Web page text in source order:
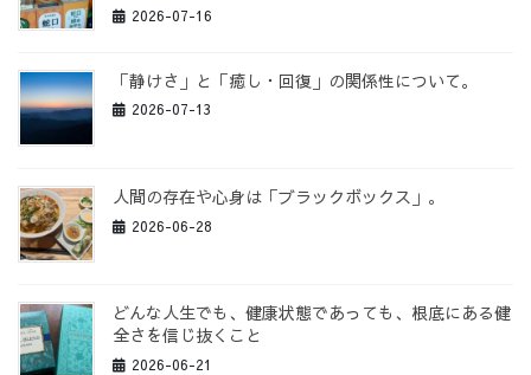
2026-07-16
「静けさ」と「癒し・回復」の関係性について。
2026-07-13
人間の存在や心身は「ブラックボックス」。
2026-06-28
どんな人生でも、健康状態であっても、根底にある健
全さを信じ抜くこと
2026-06-21